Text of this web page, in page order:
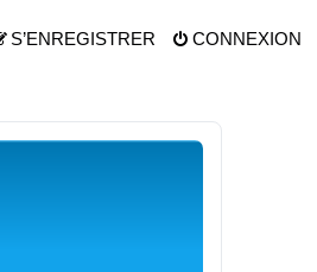
CONNEXION
S’ENREGISTRER